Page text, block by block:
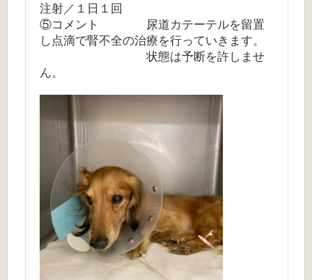
注射／１日１回
⑤コメント 尿道カテーテルを留置
し点滴で腎不全の治療を行っていきます。
状態は予断を許しませ
ん。